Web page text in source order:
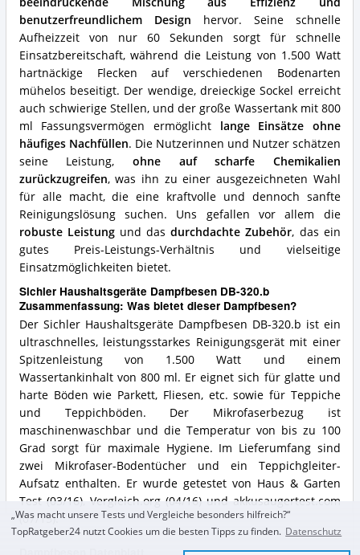
benutzerfreundlichem Design hervor. Seine schnelle
Aufheizzeit von nur 60 Sekunden sorgt für schnelle
Einsatzbereitschaft, während die Leistung von 1.500 Watt
hartnäckige Flecken auf verschiedenen Bodenarten
mühelos beseitigt. Der wendige, dreieckige Sockel erreicht
auch schwierige Stellen, und der große Wassertank mit 800
ml Fassungsvermögen ermöglicht
lange Einsätze ohne
häufiges Nachfüllen. Die Nutzerinnen und Nutzer schätzen
seine Leistung, ohne auf scharfe Chemikalien
zurückzugreifen, was ihn zu einer ausgezeichneten Wahl
für alle macht, die eine kraftvolle und dennoch sanfte
Reinigungslösung suchen. Uns gefallen vor allem die
robuste Leistungund dasdurchdachte Zubehör, das ein
gutes Preis-Leistungs-Verhältnis und vielseitige
Einsatzmöglichkeiten bietet.
Sichler Haushaltsgeräte Dampfbesen DB-320.b
Zusammenfassung: Was bietet dieser Dampfbesen?
Der Sichler Haushaltsgeräte Dampfbesen DB-320.b ist ein
ultraschnelles, leistungsstarkes Reinigungsgerät mit einer
Spitzenleistung von 1.500 Watt und einem
Wassertankinhalt von 800 ml. Er eignet sich für glatte und
harte Böden wie Parkett, Fliesen, etc. sowie für Teppiche
und Teppichböden. Der Mikrofaserbezug ist
maschinenwaschbar und die Temperatur von bis zu 100
Grad sorgt für maximale Hygiene. Im Lieferumfang sind
zwei Mikrofaser-Bodentücher und ein Teppichgleiter-
Aufsatz enthalten. Er wurde getestet von Haus & Garten
Test (03/16), Vergleich.org (04/16) und akkusaugertest.com
(07/15).
„Was macht unsere Tests und Vergleiche besonders hilfreich?“
TopRatgeber24 nutzt Cookies um die besten Tipps zu finden. Datenschutz